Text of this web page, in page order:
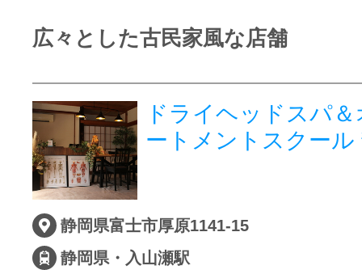
広々とした古民家風な店舗
ドライヘッドスパ
ートメントスクール
静岡県富士市厚原1141-15
静岡県・入山瀬駅